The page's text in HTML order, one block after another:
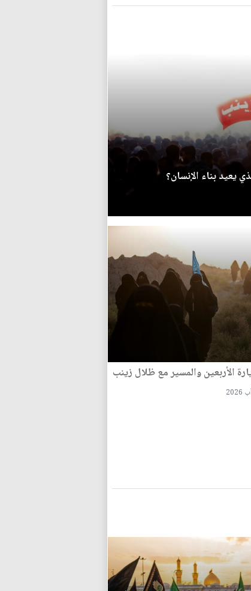
يعيد بناء الإنسان؟
الأربعين والمسير مع ظلال زينب